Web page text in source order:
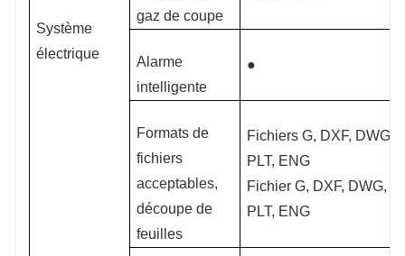
Système
électrique
gaz de coupe
Alarme
intelligente
●
Formats de
fichiers
acceptables,
découpe de
feuilles
Fichiers G, DXF, DWG,
PLT, ENG
Fichier G, DXF, DWG,
PLT, ENG